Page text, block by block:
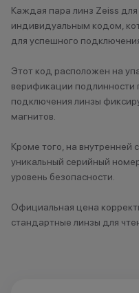
Туапсе
Туймазы
У
Ульяновск
Уфа, Инорс
Уфа, Нагаево
Х
Каждая пара линз Zeiss
индивидуальным кодом,
для успешного
Этот код расположен на
верификации подлинности
подключения линзы
магнитов.
Кроме того, на внутренней
уникальный серийный
уровень безопасности.
Официальная цена
стандартные линзы для